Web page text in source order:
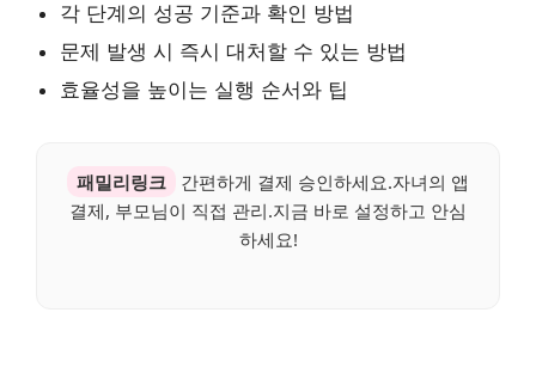
각 단계의 성공 기준과 확인 방법
문제 발생 시 즉시 대처할 수 있는 방법
효율성을 높이는 실행 순서와 팁
패밀리링크
간편하게 결제 승인하세요.자녀의 앱
결제, 부모님이 직접 관리.지금 바로 설정하고 안심
하세요!